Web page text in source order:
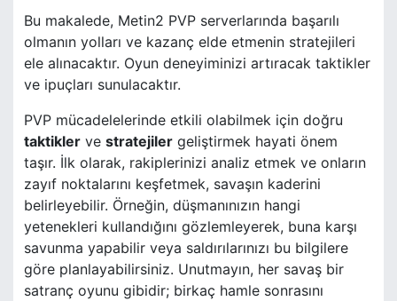
Bu makalede, Metin2 PVP serverlarında başarılı
olmanın yolları ve kazanç elde etmenin stratejileri
ele alınacaktır. Oyun deneyiminizi artıracak taktikler
ve ipuçları sunulacaktır.
PVP mücadelelerinde etkili olabilmek için doğru
taktikler ve stratejiler geliştirmek hayati önem
taşır. İlk olarak, rakiplerinizi analiz etmek ve onların
zayıf noktalarını keşfetmek, savaşın kaderini
belirleyebilir. Örneğin, düşmanınızın hangi
yetenekleri kullandığını gözlemleyerek, buna karşı
savunma yapabilir veya saldırılarınızı bu bilgilere
göre planlayabilirsiniz. Unutmayın, her savaş bir
satranç oyunu gibidir; birkaç hamle sonrasını